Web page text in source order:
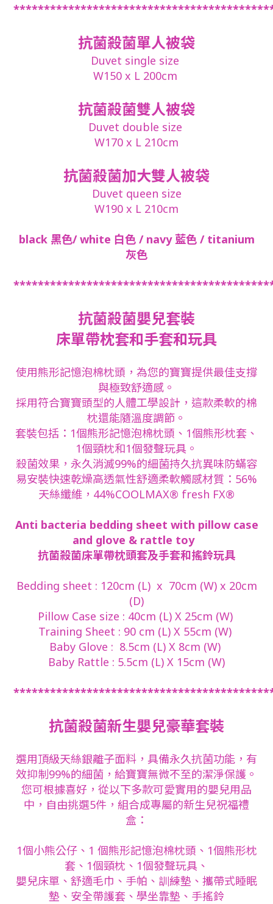
抗菌殺菌單人被袋
Duvet single size
W150 x L 200cm
抗菌殺菌雙人被袋
Duvet double size
W170 x L 210cm
抗菌殺菌加大雙人被袋
Duvet queen size
W190 x L 210cm
black 黑色/ white 白色 / navy 藍色 / titanium
灰色
抗菌殺菌嬰兒套裝
床單帶枕套和手套和玩具
使用熊形記憶泡棉枕頭，為您的寶寶提供最佳支撐
與極致舒適感。
採用符合寶寶頭型的人體工學設計，這款柔軟的棉
枕還能隨溫度調節。
套裝包括：1個熊形記憶泡棉枕頭、1個熊形枕套、
1個頸枕和1個發聲玩具。
殺菌效果，永久消滅99%的細菌持久抗異味防蟎容
易安裝快速乾燥高透氣性舒適柔軟觸感材質：56%
天絲纖維，44%COOLMAX® fresh FX®
Anti bacteria bedding sheet with pillow case
and glove & rattle toy
抗菌殺菌床單帶枕頭套及手套和搖鈴玩具
Bedding sheet : 120cm (L) x 70cm (W) x 20cm
(D)
Pillow Case size : 40cm (L) X 25cm (W)
Training Sheet : 90 cm (L) X 55cm (W)
Baby Glove : 8.5cm (L) X 8cm (W)
Baby Rattle : 5.5cm (L) X 15cm (W)
抗菌殺菌新生嬰兒豪華套裝
選用頂級天絲銀離子面料，具備永久抗菌功能，有
效抑制99%的細菌，給寶寶無微不至的潔淨保護。
您可根據喜好，從以下多款可愛實用的嬰兒用品
中，自由挑選5件，組合成專屬的新生兒祝福禮
盒：
1個小熊公仔、1 個熊形記憶泡棉枕頭、1個熊形枕
套、1個頸枕、1個發聲玩具、
嬰兒床單、舒適毛巾、手帕、訓練墊、攜帶式睡眠
墊、安全帶護套、學坐靠墊、手搖鈴